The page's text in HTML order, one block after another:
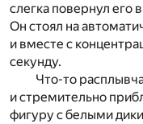
слегка повернул его
Он стоял на
и вместе с
секунду.
Что-то
и стремительно
фигуру с белыми